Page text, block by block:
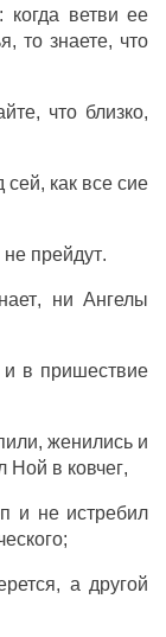
когда ветви ее
, тознаете, что
, что близко,
сей, как все сие
не прейдут.
, ни Ангелы
и в пришествие
,женились и
Ной в ковчег,
и не истребил
;
, а другой